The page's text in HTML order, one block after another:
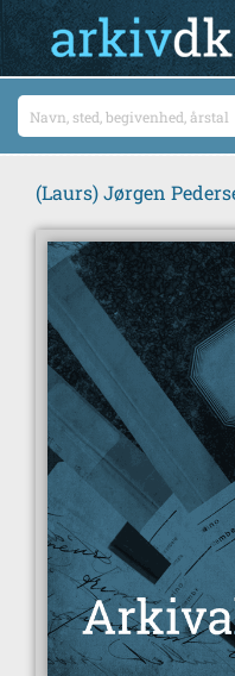
(Laurs) Jørgen